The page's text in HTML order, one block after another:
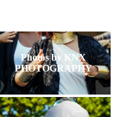
Photos by KNX
PHOTOGRAPHY